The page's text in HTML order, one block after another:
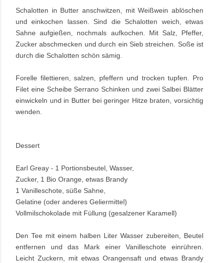
Schalotten in Butter anschwitzen, mit Weißwein ablöschen
und einkochen lassen. Sind die Schalotten weich, etwas
Sahne aufgießen, nochmals aufkochen. Mit Salz, Pfeffer,
Zucker abschmecken und durch ein Sieb streichen. Soße ist
durch die Schalotten schön sämig.
Forelle filettieren, salzen, pfeffern und trocken tupfen. Pro
Filet eine Scheibe Serrano Schinken und zwei Salbei Blätter
einwickeln und in Butter bei geringer Hitze braten, vorsichtig
wenden.
Dessert
Earl Greay - 1 Portionsbeutel, Wasser,
Zucker, 1 Bio Orange, etwas Brandy
1 Vanilleschote, süße Sahne,
Gelatine (oder anderes Geliermittel)
Vollmilschokolade mit Füllung (gesalzener Karamell)
Den Tee mit einem halben Liter Wasser zubereiten, Beutel
entfernen und das Mark einer Vanilleschote einrühren.
Leicht Zuckern, mit etwas Orangensaft und etwas Brandy